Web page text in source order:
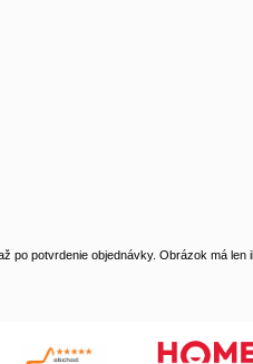
po potvrdenie objednávky. Obrázok má len